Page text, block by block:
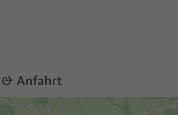
Anfahrt